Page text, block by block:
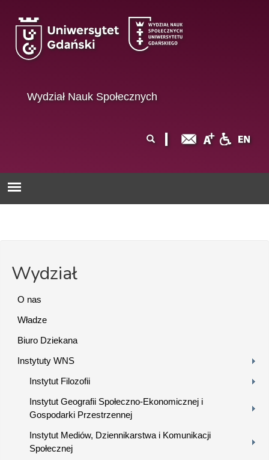
Wydział Nauk Społecznych
wyszukiwania
Wydział
O nas
Władze
Biuro Dziekana
Instytuty WNS
Instytut Filozofii
Instytut Geografii Społeczno-Ekonomicznej i
Gospodarki Przestrzennej
Instytut Mediów, Dziennikarstwa i Komunikacji
Społecznej